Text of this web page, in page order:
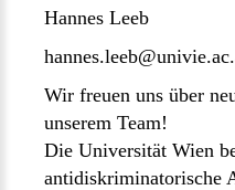
Hannes Leeb
Wir freuen uns über
unserem Team!
Die Universität Wien
antidiskriminatorische